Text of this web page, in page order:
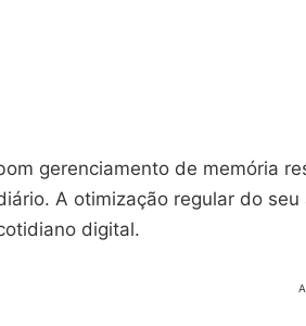
gerenciamento de memória
A otimização regular do
digital.